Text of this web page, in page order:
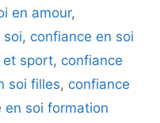
en amour,
soi, confiance en soi
et sport, confiance
soi filles, confiance
en soi formation